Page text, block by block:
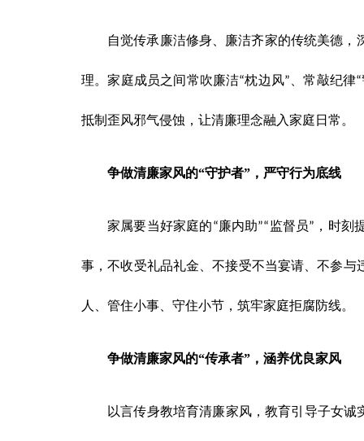
自觉传承廉洁修身、廉洁齐家的传统美德
理。家庭成员之间常吹廉洁“枕边风” 、常敲纪律“
抵制歪风邪气侵蚀，让清廉理念融入家庭日常。
争做清廉家风的“守护者”，严守行为底线
家属要当好家庭的“廉内助”“监督员” ，时刻
事，不收受礼品礼金、不接受不当宴请、不参
人、管住小事、守住小节，筑牢家庭拒腐防线。
争做清廉家风的“传承者”，涵养优良家风
以言传身教培育清廉家风，教育引导子女